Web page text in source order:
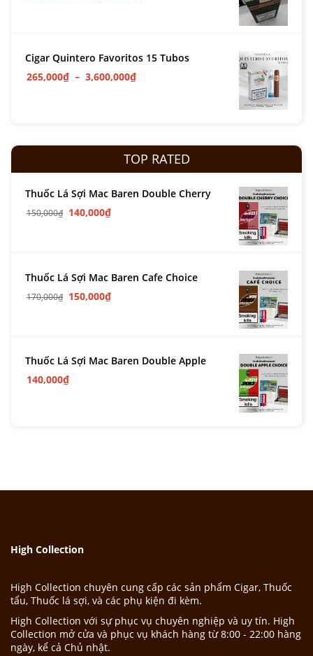
Cigar Quintero Favoritos 15 Tubos
265,000₫ – 3,600,000₫
TOP RATED
Thuốc Lá Sợi Mac Baren Double Cherry
150,000₫ 140,000₫
Thuốc Lá Sợi Mac Baren Cafe Choice
170,000₫ 150,000₫
Thuốc Lá Sợi Mac Baren Double Apple
140,000₫
High Collection
High Collection chuyên cung cấp các sản phẩm Cigar, Thuốc
tẩu, Thuốc lá sợi, và các phụ kiện đi kèm.
High Collection với sự phục vụ chuyên nghiệp và uy tín. High
Collection mở cửa và phục vụ khách hàng từ 8:00 - 22:00 hàng
ngày, kể cả Chủ nhật.